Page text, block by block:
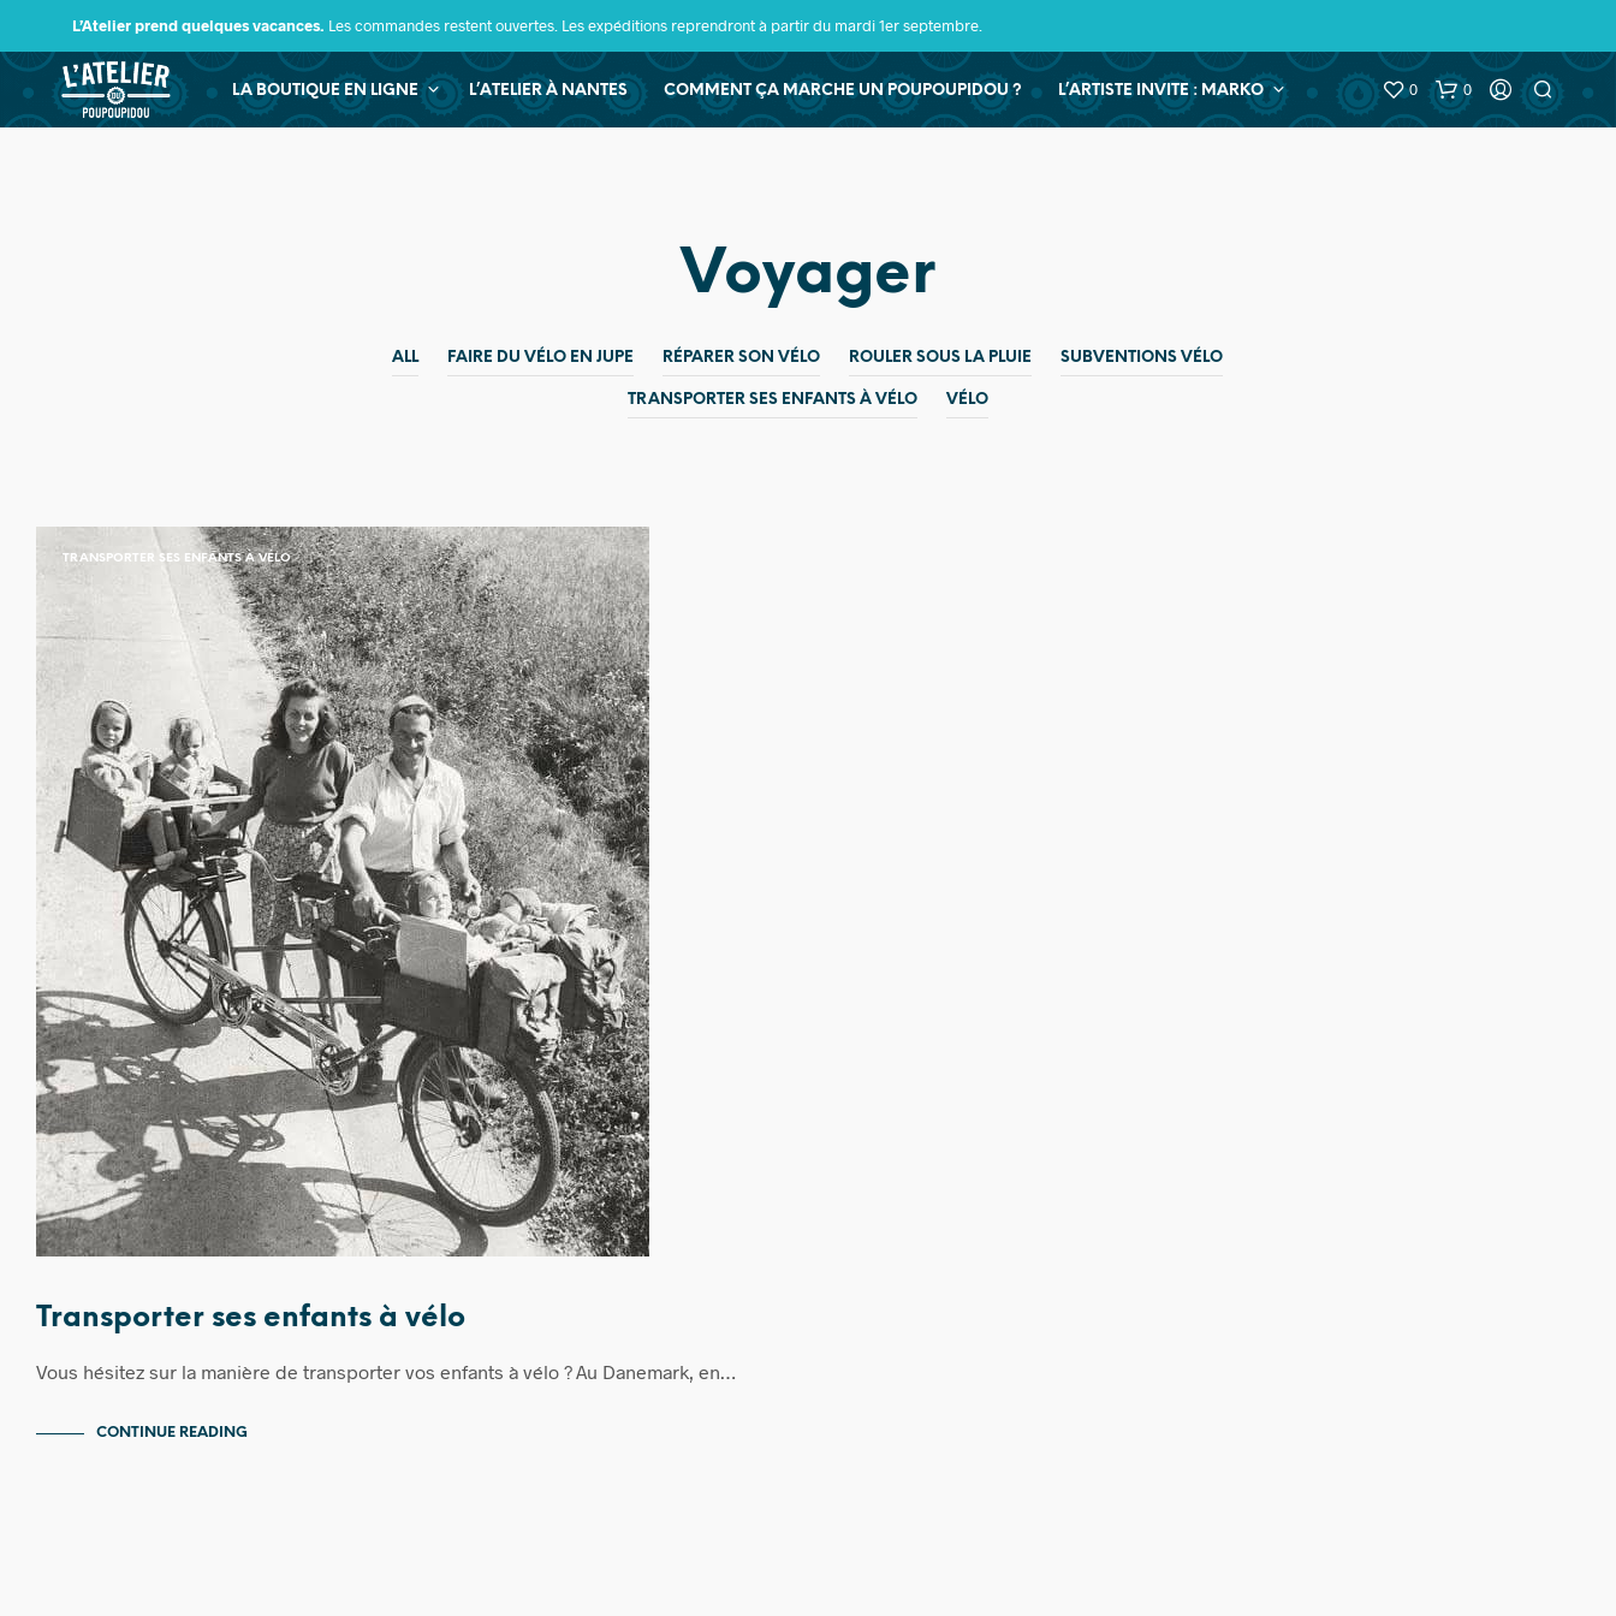
L’Atelier prend quelques vacances. Les commandes restent ouvertes. Les expéditions reprendront à partir du mardi 1er septembre.
LA BOUTIQUE EN LIGNE L’ATELIER À NANTES COMMENT ÇA MARCHE UN POUPOUPIDOU ? L’ARTISTE INVITE : MARKO 0 0
Voyager
ALL FAIRE DU VÉLO EN JUPE RÉPARER SON VÉLO ROULER SOUS LA PLUIE SUBVENTIONS VÉLO
TRANSPORTER SES ENFANTS À VÉLO VÉLO
TRANSPORTER SES ENFANTS À VÉLO
Transporter ses enfants à vélo
Vous hésitez sur la manière de transporter vos enfants à vélo ? Au Danemark, en…
CONTINUE READING